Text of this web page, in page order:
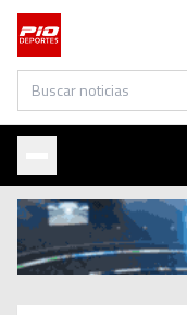
Buscar